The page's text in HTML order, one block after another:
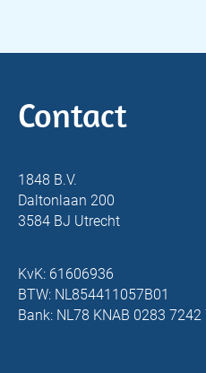
Contact
1848 B.V.
Daltonlaan 200
3584 BJ Utrecht
KvK: 61606936
BTW: NL854411057B01
Bank: NL78 KNAB 0283 7242